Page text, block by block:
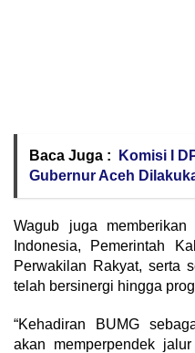
Baca Juga :
Komisi I
Gubernur Aceh
Wagub juga
Indonesia, Pemerintah
Perwakilan Rakyat, serta
telah bersinergi hingga
“Kehadiran BUMG
akan memperpendek